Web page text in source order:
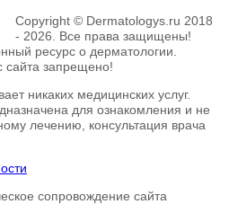
Copyright © Dermatologys.ru 2018
- 2026. Все права защищены!
ресурс о дерматологии.
сайта запрещено!
никаких медицинских услуг.
для ознакомления и не
лечению, консультация врача
сопровождение сайта